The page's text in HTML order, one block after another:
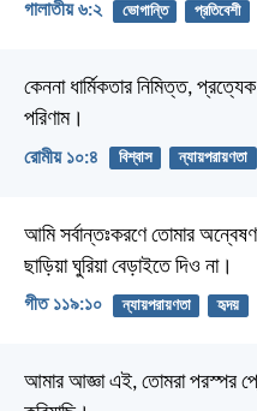
গালাতীয় ৬:২ ভোগান্তি প্রতিবেশী
কেননা ধার্মিকতার নিমিত্ত,
পরিণাম।
রোমীয় ১০:৪ বিশ্বাস ন্যায়পরায়ণতা
আমি সর্বান্তঃকরণে তোমার অন্বেষণ
ছাড়িয়া ঘুরিয়া বেড়াইতে দিও না।
গীত ১১৯:১০ ন্যায়পরায়ণতা হৃদয়
আমার আজ্ঞা এই, তোমরা পরস্পর